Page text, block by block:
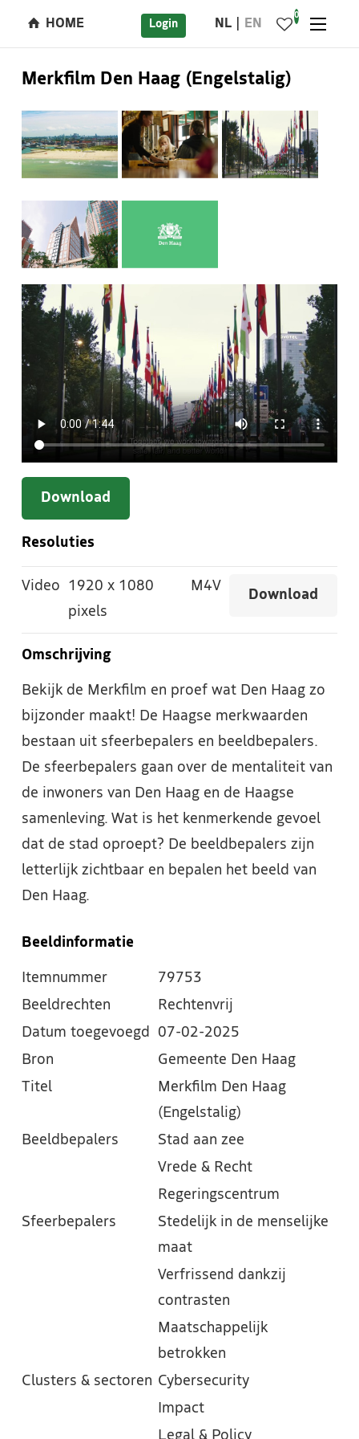
HOME Login NL EN
0
Merkfilm Den Haag (Engelstalig)
Download
Resoluties
Video 1920 x 1080
pixels
M4V
Download
Omschrijving
Bekijk de Merkfilm en proef wat Den Haag zo
bijzonder maakt! De Haagse merkwaarden
bestaan uit sfeerbepalers en beeldbepalers.
De sfeerbepalers gaan over de mentaliteit van
de inwoners van Den Haag en de Haagse
samenleving. Wat is het kenmerkende gevoel
dat de stad oproept? De beeldbepalers zijn
letterlijk zichtbaar en bepalen het beeld van
Den Haag.
Beeldinformatie
Itemnummer
79753
Beeldrechten
Rechtenvrij
Datum toegevoegd
07-02-2025
Bron
Gemeente Den Haag
Titel
Merkfilm Den Haag
(Engelstalig)
Beeldbepalers
Stad aan zee
Vrede & Recht
Regeringscentrum
Sfeerbepalers
Stedelijk in de menselijke
maat
Verfrissend dankzij
contrasten
Maatschappelijk
betrokken
Clusters & sectoren Cybersecurity
Impact
Legal & Policy